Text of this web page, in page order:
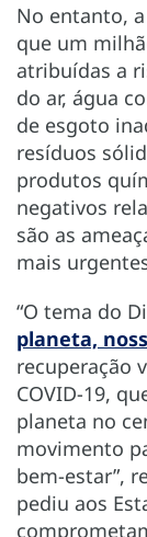
No entanto,
que um
atribuídas a
do ar, água
de esgoto
resíduos
produtos
negativos
são as
mais
“O tema do
planeta,
recuperação
COVID-19,
planeta no
movimento
bem-estar”,
pediu aos